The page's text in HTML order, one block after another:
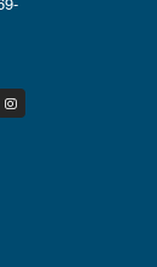
Instagram